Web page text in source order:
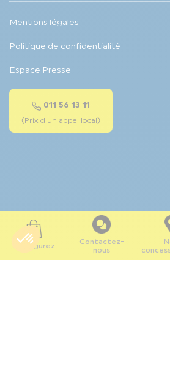
Configurez
Contactez-
nous
Mentions légales
Politique de confidentialité
Espace Presse
011 56 13 11
(Prix d'un appel local)